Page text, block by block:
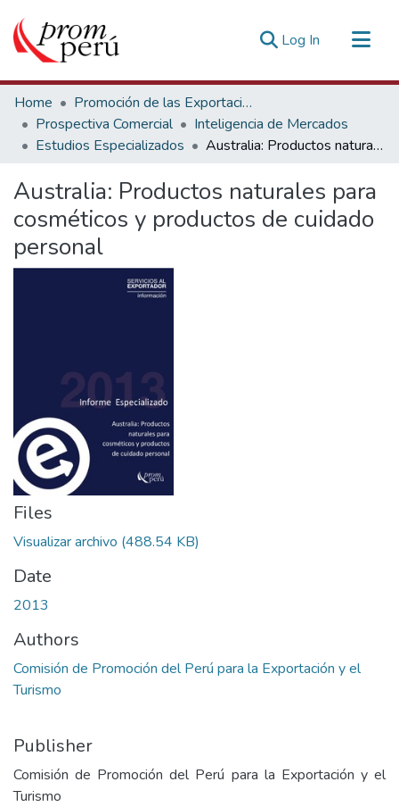
Log In (current)
Communities & Collections
All of DSpace
Statistics
Home
Promoción de las Exportaciones
Prospectiva Comercial
Inteligencia de Mercados
Estudios Especializados
Australia: Productos naturales para cosméticos y productos de cuidado personal
Australia: Productos naturales para
cosméticos y productos de cuidado
personal
Files
Visualizar archivo (488.54 KB)
Date
2013
Authors
Comisión de Promoción del Perú para la Exportación y el
Turismo
Publisher
Comisión de Promoción del Perú para la Exportación y el
Turismo